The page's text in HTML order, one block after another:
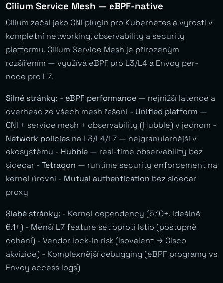
Cilium Service Mesh — eBPF-native
Cilium začal jako CNI plugin pro Kubernetes a vyrostl v
kompletní networking, observability a security
platformu. Cilium Service Mesh je přirozeným
rozšířením — využívá eBPF pro L3/L4 a Envoy per-
node pro L7.
Silné stránky: - eBPF performance — nejnižší latence a
overhead ze všech mesh řešení - Unified platform —
CNI + service mesh + observability (Hubble) v jednom -
Network policies na L3/L4/L7 — nejgranularnější v
ekosystému - Hubble — real-time observability bez
sidecar - Tetragon — runtime security enforcement na
kernel úrovni - Mutual authentication bez sidecar
proxy
Slabé stránky: - Kernel dependency (5.10+, ideálně
6.1+) - Menší L7 feature set oproti Istio (postupně
dohání) - Vendor lock-in risk (Isovalent → Cisco
akvizice) - Komplexnější debugging (eBPF programy vs
Envoy access logs)